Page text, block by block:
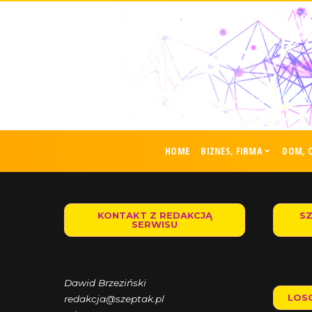
HOME BIZNES, FIRMA DOM,
KONTAKT Z REDAKCJĄ
SERWISU
Dawid Brzeziński
redakcja@szeptak.pl